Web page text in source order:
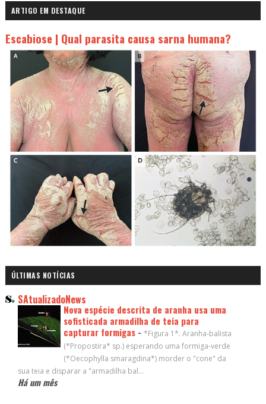
ARTIGO EM DESTAQUE
Escabiose | Qual parasita causa sarna humana?
ÚLTIMAS NOTÍCIAS
SAtualizadoNews
Nova espécie descrita de aranha usa uma
sofisticada armadilha de teia para
capturar formigas - *Figura 1*. Aranha-balista
(*Propostira* sp.) esperando uma formiga-verde
(*Oecophylla smaragdina*) morder o "cone" da
sua teia e disparar a "armadilha bal...
Há um mês